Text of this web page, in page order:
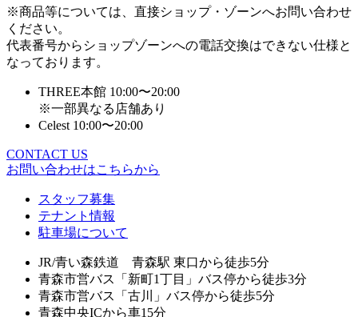
※商品等については、直接ショップ・ゾーンへお問い合わせ
ください。
代表番号からショップゾーンへの電話交換はできない仕様と
なっております。
THREE本館 10:00〜20:00
※一部異なる店舗あり
Celest 10:00〜20:00
CONTACT US
お問い合わせはこちらから
スタッフ募集
テナント情報
駐車場について
JR/青い森鉄道 青森駅 東口から徒歩5分
青森市営バス「新町1丁目」バス停から徒歩3分
青森市営バス「古川」バス停から徒歩5分
青森中央ICから車15分